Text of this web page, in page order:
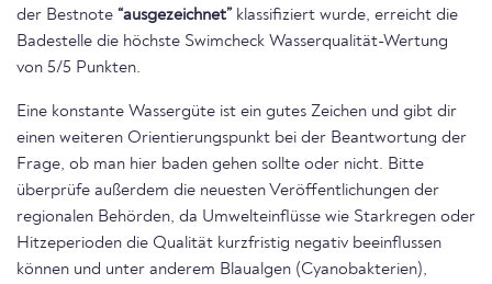
der Bestnote “ausgezeichnet” klassifiziert wurde, erreicht die
Badestelle die höchste Swimcheck Wasserqualität-Wertung
von 5/5 Punkten.
Eine konstante Wassergüte ist ein gutes Zeichen und gibt dir
einen weiteren Orientierungspunkt bei der Beantwortung der
Frage, ob man hier baden gehen sollte oder nicht. Bitte
überprüfe außerdem die neuesten Veröffentlichungen der
regionalen Behörden, da Umwelteinflüsse wie Starkregen oder
Hitzeperioden die Qualität kurzfristig negativ beeinflussen
können und unter anderem Blaualgen (Cyanobakterien),